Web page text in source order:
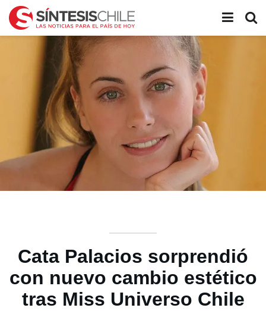
Cata Palacios sorprendió
con nuevo cambio estético
tras Miss Universo Chile